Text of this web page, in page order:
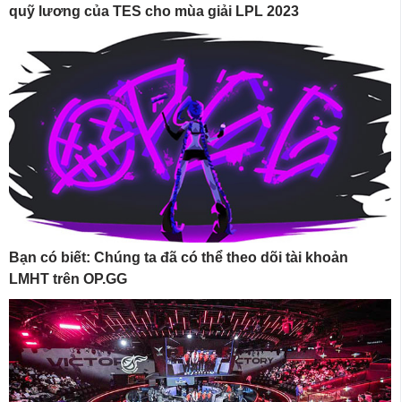
quỹ lương của TES cho mùa giải LPL 2023
Bạn có biết: Chúng ta đã có thể theo dõi tài khoản
LMHT trên OP.GG